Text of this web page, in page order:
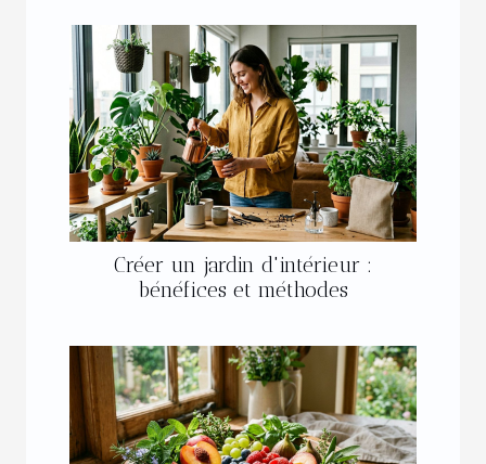
Créer un jardin d'intérieur :
bénéfices et méthodes